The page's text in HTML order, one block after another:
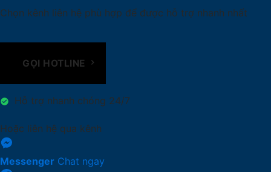
Chọn kênh liên hệ phù hợp để được hỗ trợ nhanh nhất
GỌI HOTLINE
Hỗ trợ nhanh chóng 24/7
Hoặc liên hệ qua kênh
Messenger Chat ngay